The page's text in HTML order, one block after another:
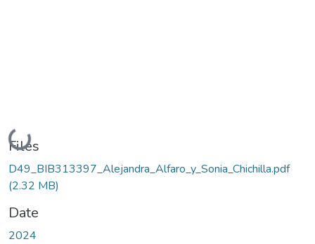
Loading...
Files
D49_BIB313397_Alejandra_Alfaro_y_Sonia_Chichilla.pdf
(2.32 MB)
Date
2024